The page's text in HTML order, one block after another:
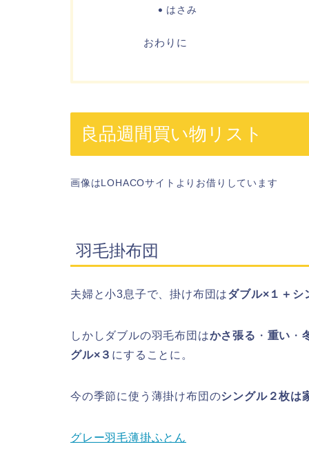
はさみ
おわりに
良品週間買い物リスト
画像はLOHACOサイトよりお借りしています
羽毛掛布団
夫婦と小3息子で、掛け布団はダブル×１＋シ
しかしダブルの羽毛布団はかさ張る ・ 重い ・
グル×３ にすることに。
今の季節に使う薄掛け布団のシングル２枚は
グレー羽毛薄掛ふとん